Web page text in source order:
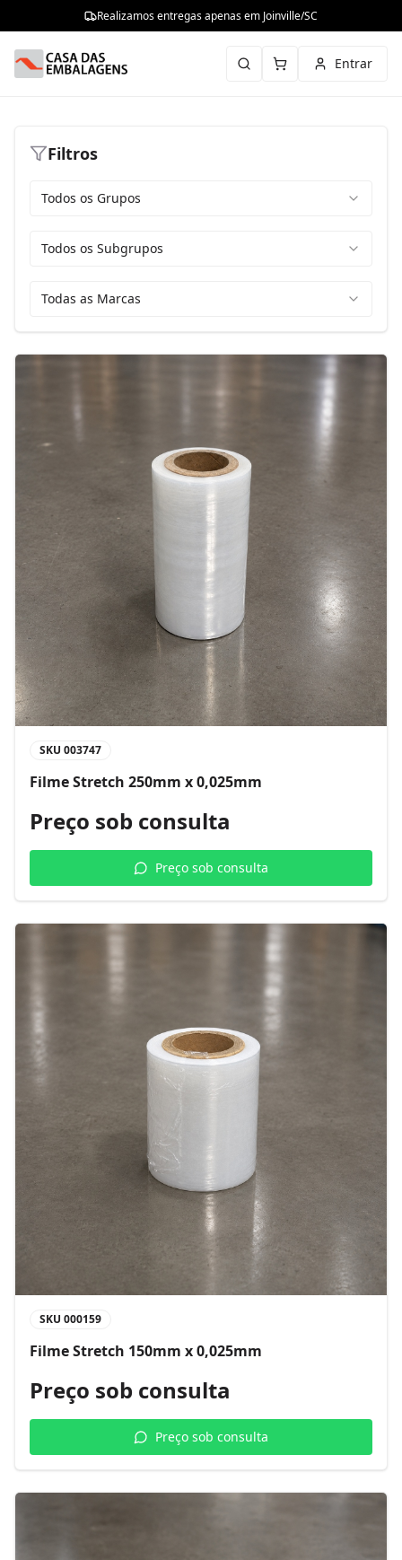
Realizamos entregas apenas em Joinville/SC
Entrar
Filtros
Todos os Grupos
Todos os Subgrupos
Todas as Marcas
SKU 003747
Filme Stretch 250mm x 0,025mm
Preço sob consulta
Preço sob consulta
SKU 000159
Filme Stretch 150mm x 0,025mm
Preço sob consulta
Preço sob consulta